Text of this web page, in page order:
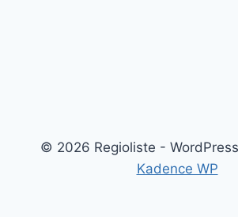
© 2026 Regioliste -
Kadence WP